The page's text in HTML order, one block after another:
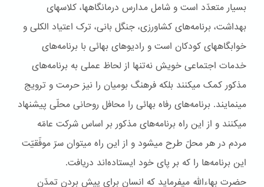
بسيار متعدّد است و شامل مدارس درمانگاهها، کلاسهای
بهداشت، برنامه‌های کشاورزی، جنگل بانی، ترک اعتياد الکلی و
خوابگاههای کودکان است و راديوهای بهائی با برنامه‌های
خدمات اجتماعی خويش نه‌تنها از لحاظ عملی به برنامه‌های
مذکور کمک ميکنند بلکه فرهنگ بوميان را نيز حرمت و ترويج
مينمايند. برنامه‌های رفاه بهائی را محافل روحانی محلّی پيشنهاد
ميکنند و از اين راه برنامه‌های مذکور بر اساس شرکت عامّه
مردم در هر محلّ طرح ميشود و از اين راه ميتوان سرّ موفّقيّت
اين برنامه‌ها را که بر پای خود ايستاده‌اند دريافت.
حضرت بهاءاللّه ميفرمايد که انسان برای پيش بردن تمدّن